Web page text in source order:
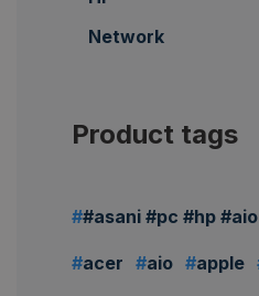
Network
Product tags
#asani #pc #hp #aio
acer aio apple